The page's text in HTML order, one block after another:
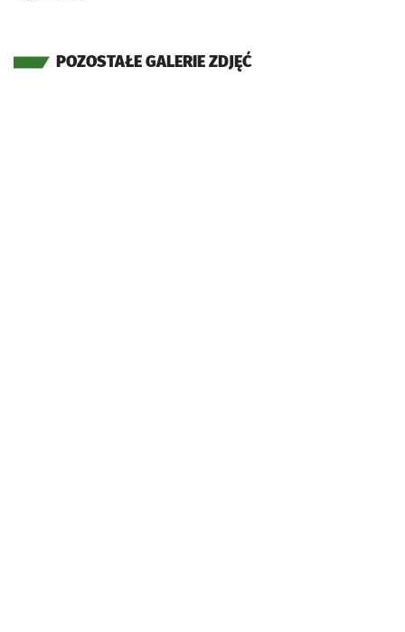
POZOSTAŁE GALERIE ZDJĘĆ